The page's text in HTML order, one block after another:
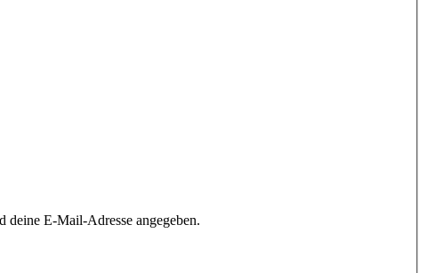
E-Mail-Adresse angegeben.